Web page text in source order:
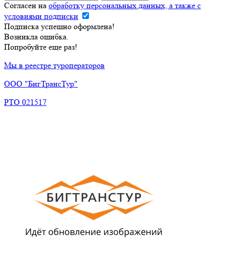
Согласен на обработку персональных данных, а также с
условиями подписки
Подписка успешно оформлена!
Возникла ошибка.
Попробуйте еще раз!
Мы в реестре туроператоров
ООО "БигТрансТур"
РТО 021517